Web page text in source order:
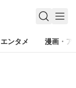
エンタメ 漫画・ア